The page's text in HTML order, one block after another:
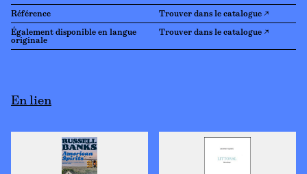
Référence Trouver dans le catalogue ↗
Également disponible en langue
originale
Trouver dans le catalogue ↗
En lien